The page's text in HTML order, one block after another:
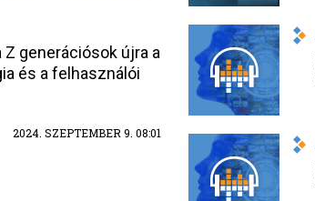
generációsok újra a
és a felhasználói
2024. SZEPTEMBER 9. 08:01